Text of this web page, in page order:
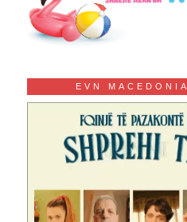
EVN MACEDONIA